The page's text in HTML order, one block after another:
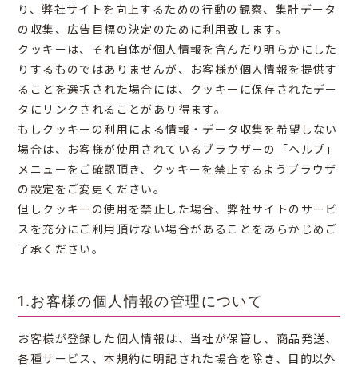
り、弊社サイトを向上するための行動の観察、集計データ
の収集、広告目標の決定のために利用致します。
クッキーは、それ自体が個人情報を含んだり明らかにした
りするものではありませんが、お客様が個人情報を提供す
ることを選択された場合には、クッキーに保存されたデー
タにリンクされることがあり得ます。
もしクッキーの利用による情報・データ収集を希望しない
場合は、お客様が使用されているブラウザーの「ヘルプ」
メニューをご確認頂き、クッキーを禁止するようブラウザ
の設定をご変更ください。
但しクッキーの使用を禁止した場合、弊社サイトのサービ
スを充分にご利用頂けない場合があることをあらかじめご
了承ください。
1.お客様の個人情報の管理について
お客様が登録した個人情報は、当社が保管し、商品発送、
各種サービス、本規約に明記された場合を除き、目的以外